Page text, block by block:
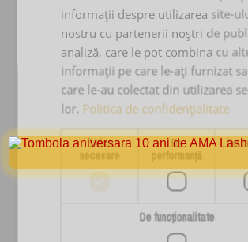
PRODUSE & SERVICII
Cursuri Extensii Gene
Extensii Gene
Kituri Extensii Gene
Adezivi Extensii Gene
Pensete Extensii Gene
Carduri Cadou
Reduceri Si Promotii
informații despre utilizarea site-
nostru cu partenerii noștri de
analiză, care le pot combina cu
informații pe care le-ați furnizat
care le-au colectat din utilizarea
lor. Politica de confidențialitate
Strict
necesare
De
performanță
De
De funcţionalitate